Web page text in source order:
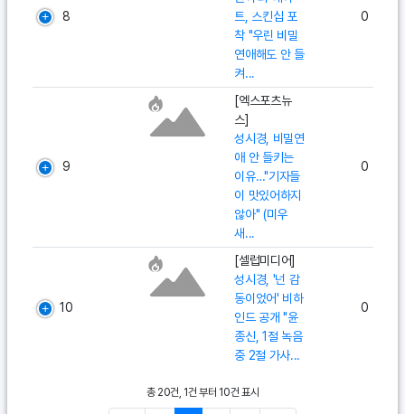
8
트, 스킨십 포
착 "우린 비밀
연애해도 안 들
켜...
0
9
[엑스포츠뉴
스]
성시경, 비밀연
애 안 들키는
이유…"기자들
이 맛있어하지
않아" (미우
새...
0
10
[셀럽미디어]
성시경, '넌 감
동이었어' 비하
인드 공개 "윤
종신, 1절 녹음
중 2절 가사...
0
총 20건, 1건 부터 10건 표시